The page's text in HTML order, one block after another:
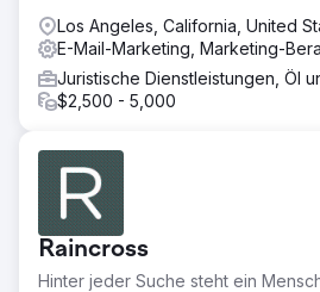
Los Angeles, California, United
E-Mail-Marketing, Marketing-
Juristische Dienstleistungen, Öl
$2,500 - 5,000
Raincross
Hinter jeder Suche steht ein